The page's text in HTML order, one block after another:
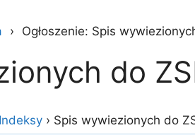
Ogłoszenie: Spis
do
Indeksy › Spis wywiezionych do